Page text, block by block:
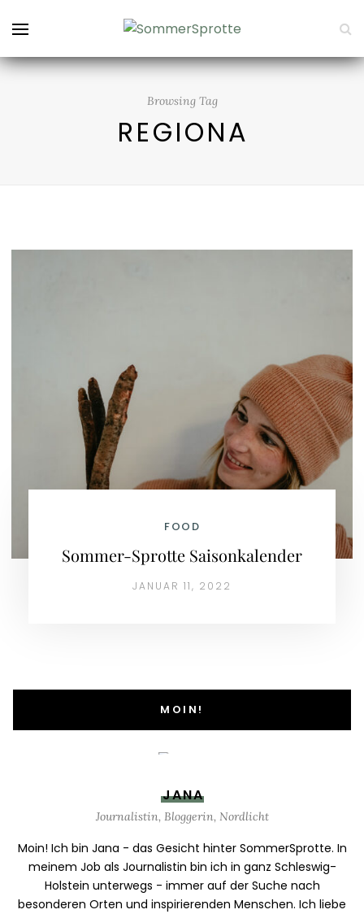
Browsing Tag
REGIONA
FOOD
Sommer-Sprotte Saisonkalender
JANUAR 11, 2022
MOIN!
JANA
Journalistin, Bloggerin, Nordlicht
Moin! Ich bin Jana - das Gesicht hinter SommerSprotte. In
meinem Job als Journalistin bin ich in ganz Schleswig-
Holstein unterwegs - immer auf der Suche nach
besonderen Orten und inspirierenden Menschen. Ich liebe